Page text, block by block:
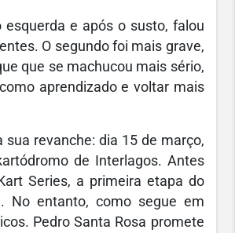
e após o susto, falou
O segundo foi mais grave,
que se machucou mais sério,
aprendizado e voltar mais
revanche: dia 15 de março,
de Interlagos. Antes
Series, a primeira etapa do
No entanto, como segue em
Pedro Santa Rosa promete